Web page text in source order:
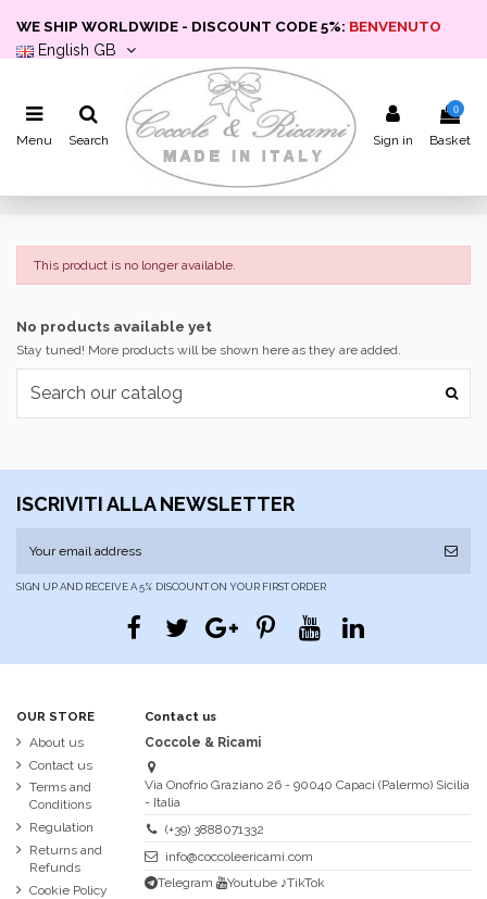
WE SHIP WORLDWIDE - DISCOUNT CODE 5%: BENVENUTO
English GB
Menu Search Sign in
0
Basket
This product is no longer available.
No products available yet
Stay tuned! More products will be shown here as they are added.
ISCRIVITI ALLA NEWSLETTER
SIGN UP AND RECEIVE A 5% DISCOUNT ON YOUR FIRST ORDER
OUR STORE
About us
Contact us
Terms and
Conditions
Regulation
Returns and
Refunds
Cookie Policy
Contact us
Coccole & Ricami
Via Onofrio Graziano 26 - 90040 Capaci (Palermo) Sicilia
- Italia
(+39) 3888071332
info@coccoleericami.com
Telegram
Youtube ♪TikTok